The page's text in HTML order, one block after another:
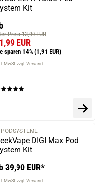
Kit
Preis 13,90 EUR
EUR
sparen 14% (1,91 EUR)
MwSt. zzgl. Versand
PODSYSTEME
DIGI Max Pod
Kit
39,90 EUR*
MwSt. zzgl. Versand